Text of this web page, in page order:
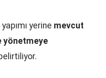
yerine mevcut
yönetmeye